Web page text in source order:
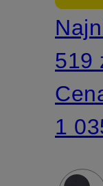
519
1